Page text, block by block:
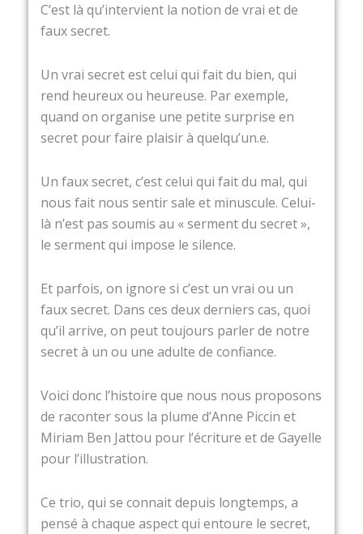
C’est là qu’intervient la notion de vrai et de
faux secret.
Un vrai secret est celui qui fait du bien, qui
rend heureux ou heureuse. Par exemple,
quand on organise une petite surprise en
secret pour faire plaisir à quelqu’un.e.
Un faux secret, c’est celui qui fait du mal, qui
nous fait nous sentir sale et minuscule. Celui-
là n’est pas soumis au « serment du secret »,
le serment qui impose le silence.
Et parfois, on ignore si c’est un vrai ou un
faux secret. Dans ces deux derniers cas, quoi
qu’il arrive, on peut toujours parler de notre
secret à un ou une adulte de confiance.
Voici donc l’histoire que nous nous proposons
de raconter sous la plume d’Anne Piccin et
Miriam Ben Jattou pour l’écriture et de Gayelle
pour l’illustration.
Ce trio, qui se connait depuis longtemps, a
pensé à chaque aspect qui entoure le secret,